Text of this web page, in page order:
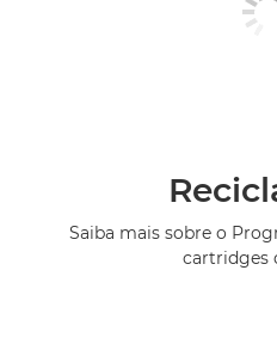
Saiba mais sobre o
cartridges